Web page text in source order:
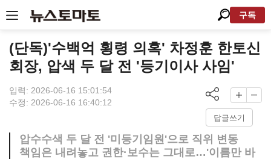
구독
(단독)'수백억 횡령 의혹' 차정훈 한토신
회장, 압색 두 달 전 '등기이사 사임'
입력: 2026-06-16 15:01:54
수정: 2026-06-16 16:40:12
답글쓰기
압수수색 두 달 전 '미등기임원'으로 직위 변동
책임은 내려놓고 권한·보수는 그대로…'이름만 바